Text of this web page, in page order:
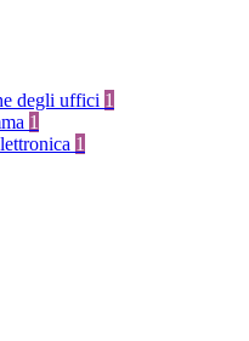
degli uffici 1
1
1